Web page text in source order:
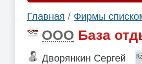
Главная / Фирмы
ООО База
Дворянкин Сергей